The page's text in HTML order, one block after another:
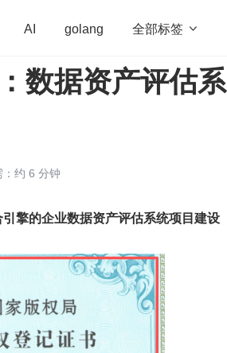
AI golang 全部标签 
学习方法 Web3.0 高效工作
数据资产评估系
：约 6 分钟
擎的企业数据资产评估系统项目建设